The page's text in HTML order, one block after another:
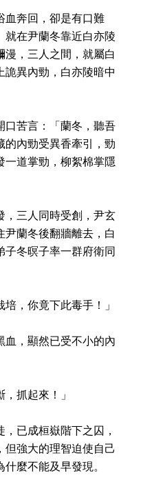
血奔回，卻是有口難
就在尹蘭冬靠近白亦陵
，三人之間，就屬白
異內勁，白亦陵暗中
口苦言：「蘭冬，聽吾
的內勁受異香牽引，勁
一道掌勁，柳絮棉掌隱
，三人同時受創，尹玄
蘭冬後翻牆離去，白
子冬暝子率一群府衛同
，你竟下此毒手！」
血，顯然已受不小的內
抓起來！」
已成桓嶽階下之囚，
強大的理智迫使自己
麼不能及早發現。